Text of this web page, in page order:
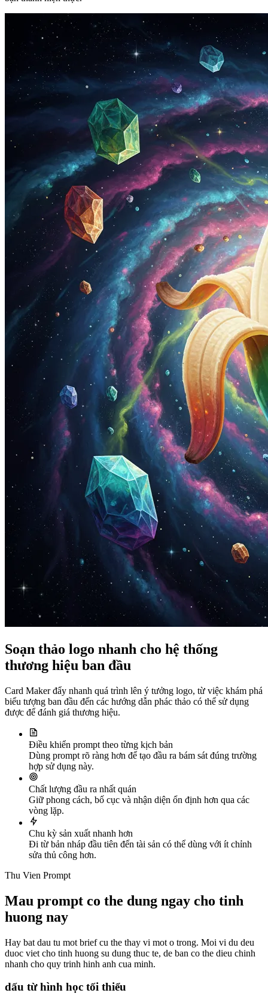
Soạn thảo logo nhanh cho hệ thống
thương hiệu ban đầu
Card Maker đẩy nhanh quá trình lên ý tưởng logo, từ việc khám phá
biểu tượng ban đầu đến các hướng dẫn phác thảo có thể sử dụng
được để đánh giá thương hiệu.
Điều khiển prompt theo từng kịch bản
Dùng prompt rõ ràng hơn để tạo đầu ra bám sát đúng trường
hợp sử dụng này.
Chất lượng đầu ra nhất quán
Giữ phong cách, bố cục và nhận diện ổn định hơn qua các
vòng lặp.
Chu kỳ sản xuất nhanh hơn
Đi từ bản nháp đầu tiên đến tài sản có thể dùng với ít chỉnh
sửa thủ công hơn.
Thu Vien Prompt
Mau prompt co the dung ngay cho tinh
huong nay
Hay bat dau tu mot brief cu the thay vi mot o trong. Moi vi du deu
duoc viet cho tinh huong su dung thuc te, de ban co the dieu chinh
nhanh cho quy trinh hinh anh cua minh.
dấu từ hình học tối thiểu